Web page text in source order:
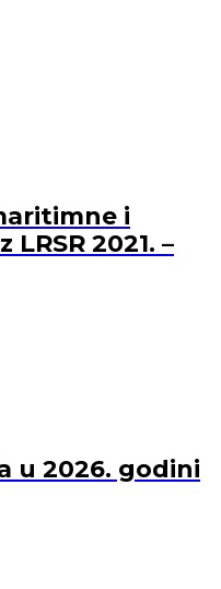
i
2021. –
u 2026. godini